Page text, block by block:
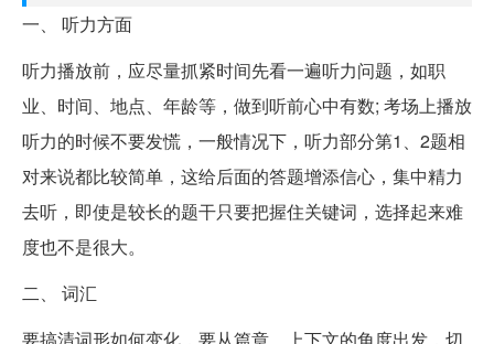
一、 听力方面
听力播放前，应尽量抓紧时间先看一遍听力问题，如职
业、时间、地点、年龄等，做到听前心中有数; 考场上播放
听力的时候不要发慌，一般情况下，听力部分第1、2题相
对来说都比较简单，这给后面的答题增添信心，集中精力
去听，即使是较长的题干只要把握住关键词，选择起来难
度也不是很大。
二、 词汇
要搞清词形如何变化，要从篇章、上下文的角度出发，切